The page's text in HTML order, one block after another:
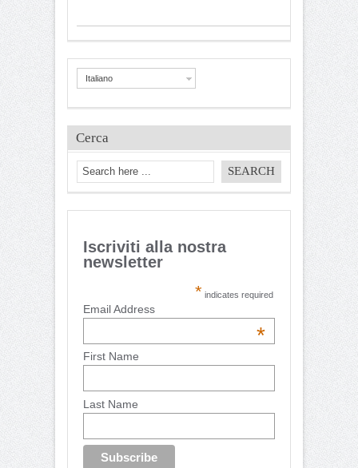
Italiano
Cerca
Iscriviti alla nostra
newsletter
* indicates required
Email Address
*
First Name
Last Name